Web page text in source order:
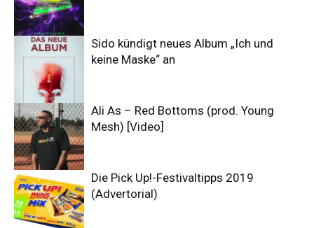
Sido kündigt neues Album „Ich und
keine Maske“ an
Ali As – Red Bottoms (prod. Young
Mesh) [Video]
Die Pick Up!-Festivaltipps 2019
(Advertorial)